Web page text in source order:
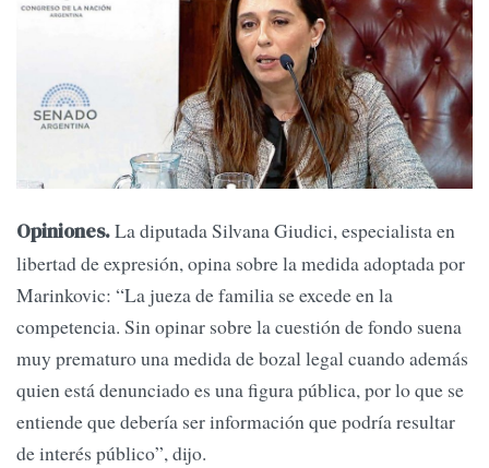
Opiniones.La diputada Silvana Giudici, especialista en
libertad de expresión, opina sobre la medida adoptada por
Marinkovic: “La jueza de familia se excede en la
competencia. Sin opinar sobre la cuestión de fondo suena
muy prematuro una medida de bozal legal cuando además
quien está denunciado es una figura pública, por lo que se
entiende que debería ser información que podría resultar
de interés público”, dijo.